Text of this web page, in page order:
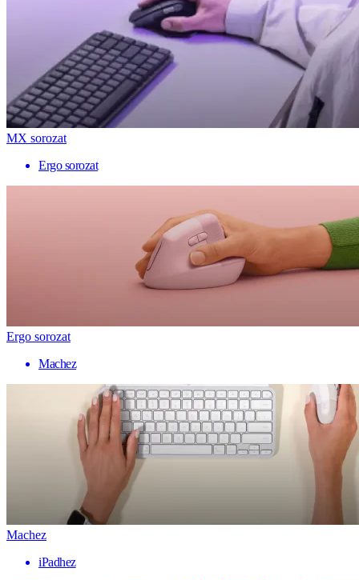
MX sorozat
Ergo sorozat
Ergo sorozat
Machez
Machez
iPadhez